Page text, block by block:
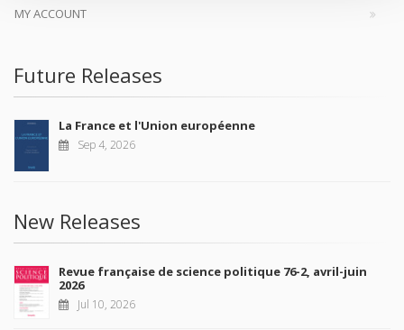
MY ACCOUNT
Future Releases
La France et l'Union européenne
Sep 4, 2026
New Releases
Revue française de science politique 76-2, avril-juin
2026
Jul 10, 2026